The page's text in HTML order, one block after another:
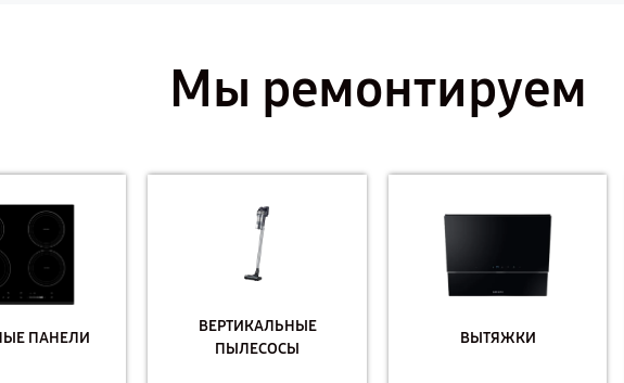
Мы ремонтируем
ПАНЕЛИ
ВЕРТИКАЛЬНЫЕ
ПЫЛЕСОСЫ
ВЫТЯЖКИ